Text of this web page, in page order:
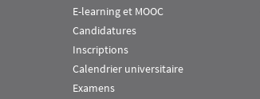
E-learning et MOOC
Candidatures
Inscriptions
Calendrier universitaire
Examens